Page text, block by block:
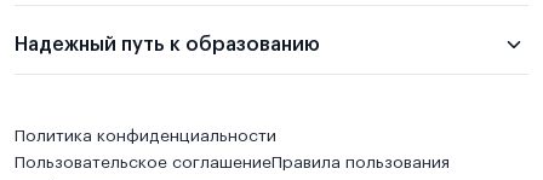
Надежный путь к образованию
Политика конфиденциальности
Пользовательское соглашениеПравила пользования